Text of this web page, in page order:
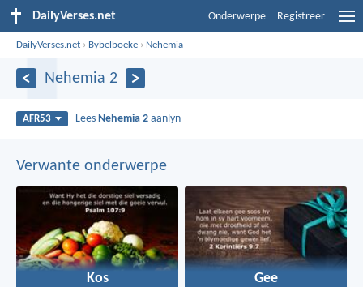
DailyVerses.net Onderwerpe Registreer
DailyVerses.net › Bybelboeke › Nehemia
Nehemia 2
AFR53 Lees Nehemia 2 aanlyn
Verwante onderwerpe
Kos Gee